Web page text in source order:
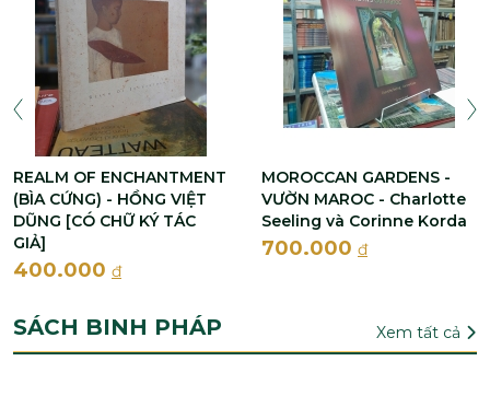
REALM OF ENCHANTMENT
(BÌA CỨNG) - HỒNG VIỆT
DŨNG [CÓ CHỮ KÝ TÁC
GIẢ]
400.000 đ
MOROCCAN GARDENS -
VƯỜN MAROC - Charlotte
Seeling và Corinne Korda
700.000 đ
SÁCH BINH PHÁP Xem tất cả